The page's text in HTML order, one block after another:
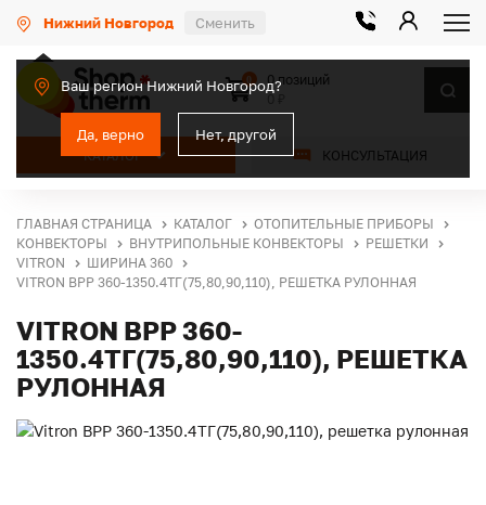
Нижний Новгород Сменить
Ваш регион Нижний Новгород?
Да, верно Нет, другой
КАТАЛОГ КОНСУЛЬТАЦИЯ
0
0 позиций
ГЛАВНАЯ СТРАНИЦА КАТАЛОГ
ОТОПИТЕЛЬНЫЕ ПРИБОРЫ
КОНВЕКТОРЫ
ВНУТРИПОЛЬНЫЕ КОНВЕКТОРЫ
РЕШЕТКИ
VITRON
ШИРИНА 360
VITRON ВРР 360-1350.4ТГ(75,80,90,110), РЕШЕТКА РУЛОННАЯ
VITRON ВРР 360-
1350.4ТГ(75,80,90,110), РЕШЕТКА
РУЛОННАЯ